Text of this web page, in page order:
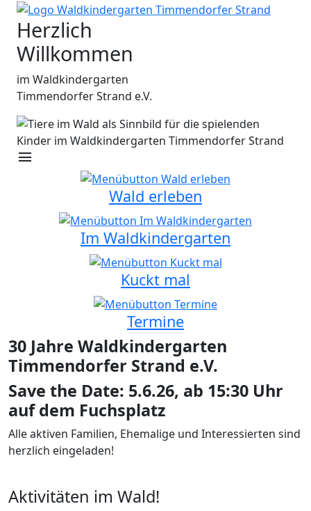
Herzlich
Willkommen
im Waldkindergarten
Timmendorfer Strand e.V.
menu
Wald erleben
Im Waldkindergarten
Kuckt mal
Termine
30 Jahre Waldkindergarten
Timmendorfer Strand e.V.
Save the Date: 5.6.26, ab 15:30 Uhr
auf dem Fuchsplatz
Alle aktiven Familien, Ehemalige und Interessierten sind
herzlich eingeladen!
Aktivitäten im Wald!